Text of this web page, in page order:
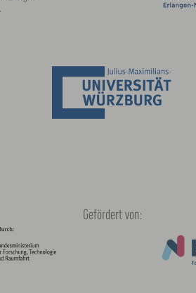
Gefördert von: